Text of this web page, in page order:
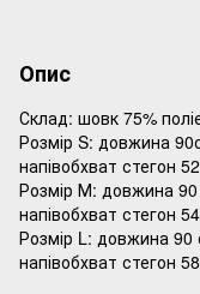
Опис
Склад: шовк 75%
Розмір S: довжина
напівобхват стегон
Розмір М: довжина 90
напівобхват стегон
Розмір L: довжина 90
напівобхват стегон